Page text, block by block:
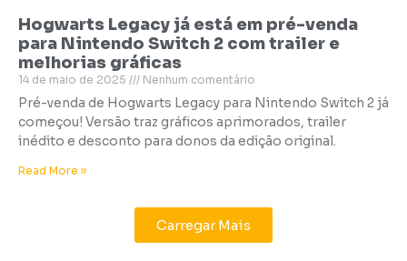
Hogwarts Legacy já está em pré-venda
para Nintendo Switch 2 com trailer e
melhorias gráficas
14 de maio de 2025 Nenhum comentário
Pré-venda de Hogwarts Legacy para Nintendo Switch 2 já
começou! Versão traz gráficos aprimorados, trailer
inédito e desconto para donos da edição original.
Read More »
Carregar Mais